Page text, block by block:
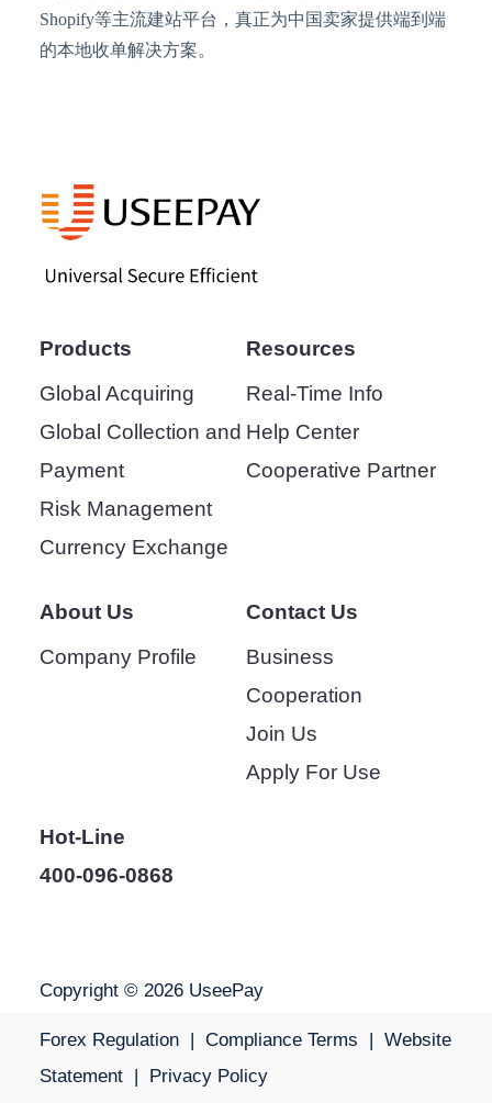
Shopify等主流建站平台，真正为中国卖家提供端到端
的本地收单解决方案。
Products
Global Acquiring
Global Collection and
Payment
Risk Management
Currency Exchange
Resources
Real-Time Info
Help Center
Cooperative Partner
About Us
Company Profile
Contact Us
Business
Cooperation
Join Us
Apply For Use
Hot-Line
400-096-0868
Copyright © 2026 UseePay
Forex Regulation Compliance Terms
Website
Statement
Privacy Policy